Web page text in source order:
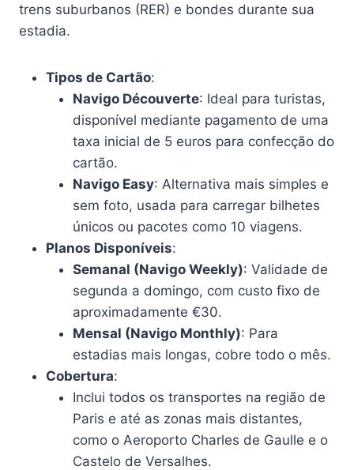
trens suburbanos (RER) e bondes durante sua
estadia.
Tipos de Cartão:
Navigo Découverte: Ideal para turistas,
disponível mediante pagamento de uma
taxa inicial de 5 euros para confecção do
cartão.
Navigo Easy: Alternativa mais simples e
sem foto, usada para carregar bilhetes
únicos ou pacotes como 10 viagens.
Planos Disponíveis:
Semanal (Navigo Weekly): Validade de
segunda a domingo, com custo fixo de
aproximadamente €30.
Mensal (Navigo Monthly): Para
estadias mais longas, cobre todo o mês.
Cobertura:
Inclui todos os transportes na região de
Paris e até as zonas mais distantes,
como o Aeroporto Charles de Gaulle e o
Castelo de Versalhes.